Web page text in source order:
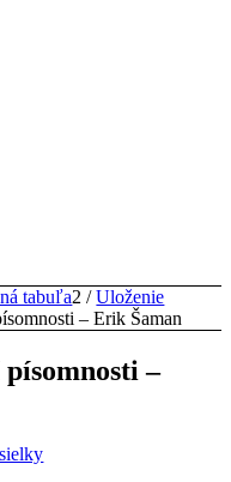
tabuľa2 / Uloženie
– Erik Šaman
–